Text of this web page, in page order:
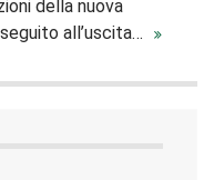
della nuova
all’uscita…